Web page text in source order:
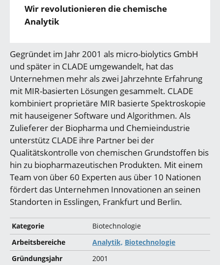
Wir revolutionieren die chemische
Analytik
Gegründet im Jahr 2001 als micro-biolytics GmbH
und später in CLADE umgewandelt, hat das
Unternehmen mehr als zwei Jahrzehnte Erfahrung
mit MIR-basierten Lösungen gesammelt. CLADE
kombiniert proprietäre MIR basierte Spektroskopie
mit hauseigener Software und Algorithmen. Als
Zulieferer der Biopharma und Chemieindustrie
unterstütz CLADE ihre Partner bei der
Qualitätskontrolle von chemischen Grundstoffen bis
hin zu biopharmazeutischen Produkten. Mit einem
Team von über 60 Experten aus über 10 Nationen
fördert das Unternehmen Innovationen an seinen
Standorten in Esslingen, Frankfurt und Berlin.
Kategorie
Biotechnologie
Arbeitsbereiche
Analytik, Biotechnologie
Gründungsjahr
2001